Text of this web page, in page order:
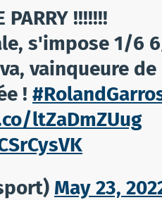
PARRY !!!!!!!
s'impose 1/6
vainqueure de
!
ltZaDmZUug
May 23,